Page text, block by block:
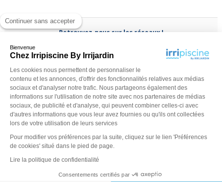
Continuer sans accepter
Bienvenue
Chez Irripiscine By Irrijardin
Les cookies nous permettent de personnaliser le
contenu et les annonces, d'offrir des fonctionnalités relatives aux médias
sociaux et d'analyser notre trafic. Nous partageons également des
informations sur l'utilisation de notre site avec nos partenaires de médias
sociaux, de publicité et d'analyse, qui peuvent combiner celles-ci avec
d'autres informations que vous leur avez fournies ou qu'ils ont collectées
lors de votre utilisation de leurs services
Pour modifier vos préférences par la suite, cliquez sur le lien 'Préférences
de cookies' situé dans le pied de page.
Lire la politique de confidentialité
Consentements certifiés par
Retrouvez-nous sur les réseaux !
Besoin d'aide ?
0970 818 918 (appel non surtaxé)
Du lundi au vendredi de9 h - 13 hà14 h - 18 h ou contactez-
nous vianotre formulaire